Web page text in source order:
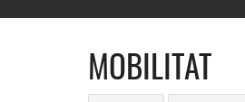
MOBILITAT